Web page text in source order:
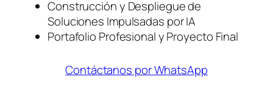
Construcción y Despliegue de
Soluciones Impulsadas por IA
Portafolio Profesional y Proyecto Final
Contáctanos por WhatsApp